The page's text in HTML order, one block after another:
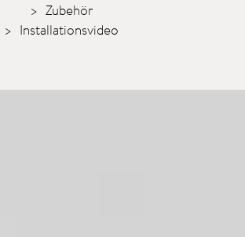
Zubehör
Installationsvideo